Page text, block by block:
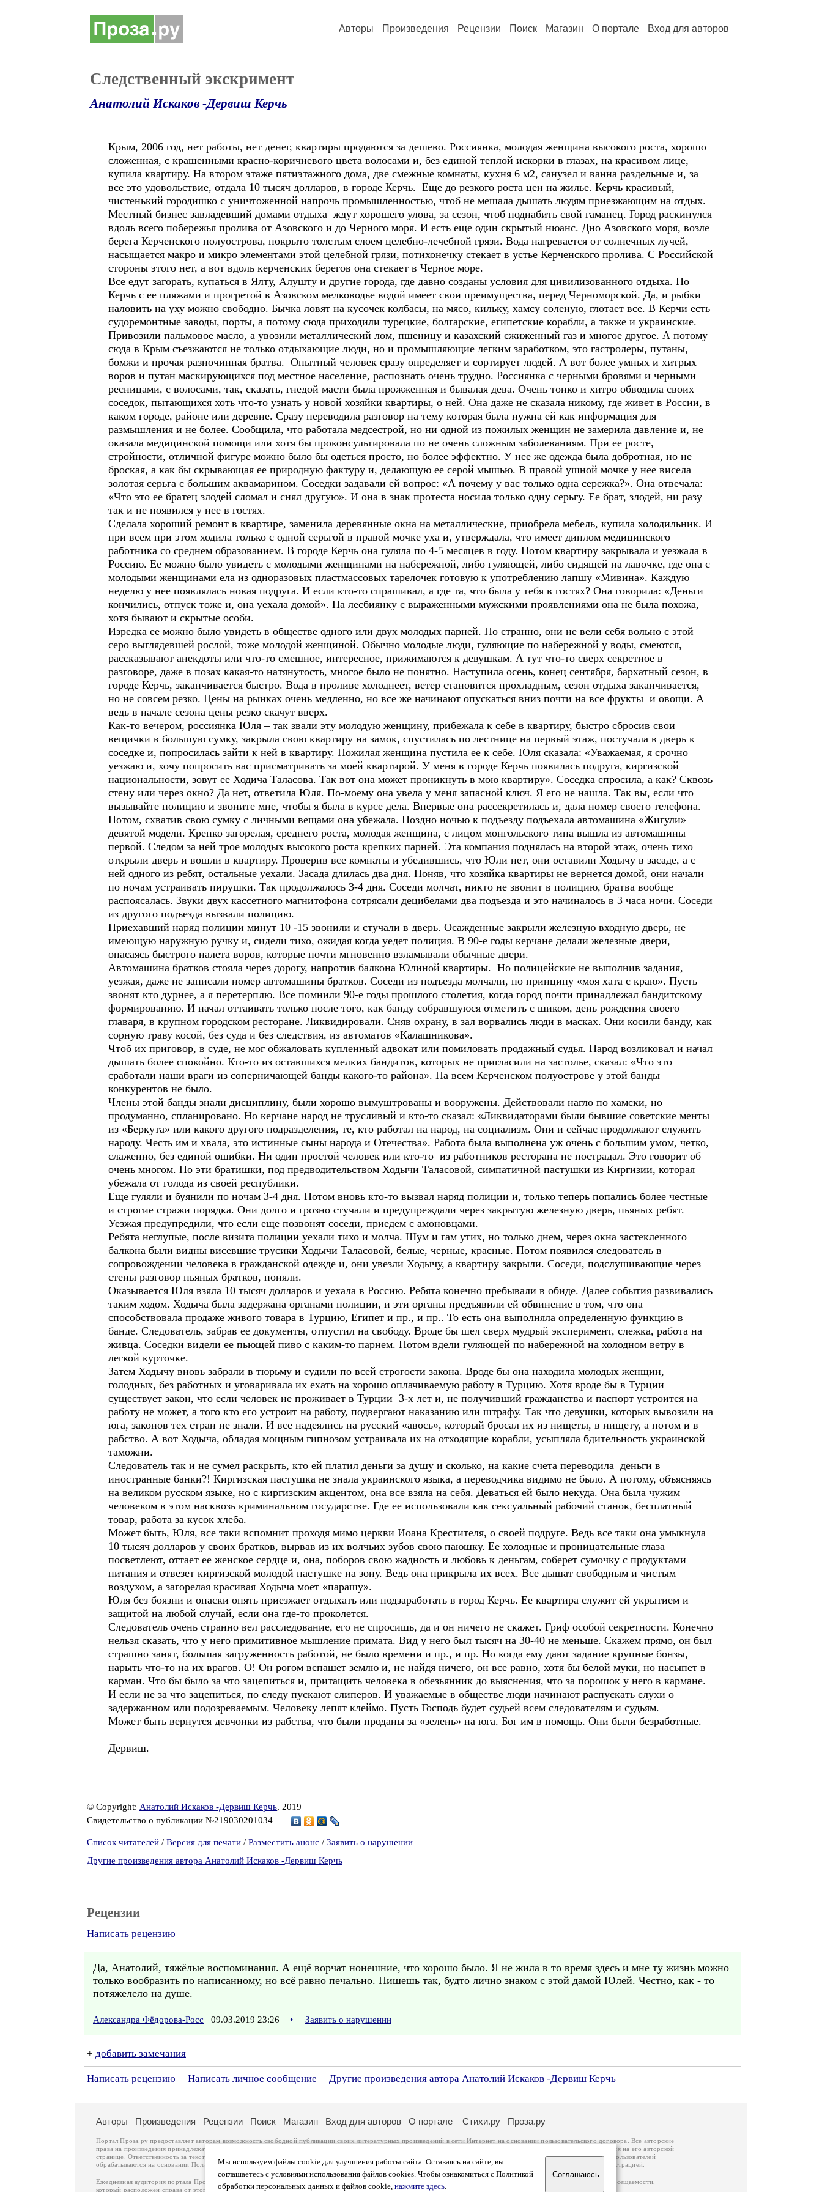
Авторы Произведения Рецензии Поиск Магазин О портале Вход для авторов
Следственный экскримент
Анатолий Искаков -Дервиш Керчь
Крым, 2006 год, нет работы, нет денег, квартиры продаются за дешево. Россиянка, молодая женщина высокого роста, хорошо
сложенная, с крашенными красно-коричневого цвета волосами и, без единой теплой искорки в глазах, на красивом лице,
купила квартиру. На втором этаже пятиэтажного дома, две смежные комнаты, кухня 6 м2, санузел и ванна раздельные и, за
все это удовольствие, отдала 10 тысяч долларов, в городе Керчь. Еще до резкого роста цен на жилье. Керчь красивый,
чистенький городишко с уничтоженной напрочь промышленностью, чтоб не мешала дышать людям приезжающим на отдых.
Местный бизнес завладевший домами отдыха ждут хорошего улова, за сезон, чтоб поднабить свой гаманец. Город раскинулся
вдоль всего побережья пролива от Азовского и до Черного моря. И есть еще один скрытый нюанс. Дно Азовского моря, возле
берега Керченского полуострова, покрыто толстым слоем целебно-лечебной грязи. Вода нагревается от солнечных лучей,
насыщается макро и микро элементами этой целебной грязи, потихонечку стекает в устье Керченского пролива. С Российской
стороны этого нет, а вот вдоль керченских берегов она стекает в Черное море.
Все едут загорать, купаться в Ялту, Алушту и другие города, где давно созданы условия для цивилизованного отдыха. Но
Керчь с ее пляжами и прогретой в Азовском мелководье водой имеет свои преимущества, перед Черноморской. Да, и рыбки
наловить на уху можно свободно. Бычка ловят на кусочек колбасы, на мясо, кильку, хамсу соленую, глотает все. В Керчи есть
судоремонтные заводы, порты, а потому сюда приходили турецкие, болгарские, египетские корабли, а также и украинские.
Привозили пальмовое масло, а увозили металлический лом, пшеницу и казахский сжиженный газ и многое другое. А потому
сюда в Крым съезжаются не только отдыхающие люди, но и промышляющие легким заработком, это гастролеры, путаны,
бомжи и прочая разночинная братва. Опытный человек сразу определяет и сортирует людей. А вот более умных и хитрых
воров и путан маскирующихся под местное население, распознать очень трудно. Россиянка с черными бровями и черными
ресницами, с волосами, так, сказать, гнедой масти была прожженная и бывалая дева. Очень тонко и хитро обводила своих
соседок, пытающихся хоть что-то узнать у новой хозяйки квартиры, о ней. Она даже не сказала никому, где живет в России, в
каком городе, районе или деревне. Сразу переводила разговор на тему которая была нужна ей как информация для
размышления и не более. Сообщила, что работала медсестрой, но ни одной из пожилых женщин не замерила давление и, не
оказала медицинской помощи или хотя бы проконсультировала по не очень сложным заболеваниям. При ее росте,
стройности, отличной фигуре можно было бы одеться просто, но более эффектно. У нее же одежда была добротная, но не
броская, а как бы скрывающая ее природную фактуру и, делающую ее серой мышью. В правой ушной мочке у нее висела
золотая серьга с большим аквамарином. Соседки задавали ей вопрос: «А почему у вас только одна сережка?». Она отвечала:
«Что это ее братец злодей сломал и снял другую». И она в знак протеста носила только одну серьгу. Ее брат, злодей, ни разу
так и не появился у нее в гостях.
Сделала хороший ремонт в квартире, заменила деревянные окна на металлические, приобрела мебель, купила холодильник. И
при всем при этом ходила только с одной серьгой в правой мочке уха и, утверждала, что имеет диплом медицинского
работника со среднем образованием. В городе Керчь она гуляла по 4-5 месяцев в году. Потом квартиру закрывала и уезжала в
Россию. Ее можно было увидеть с молодыми женщинами на набережной, либо гуляющей, либо сидящей на лавочке, где она с
молодыми женщинами ела из одноразовых пластмассовых тарелочек готовую к употреблению лапшу «Мивина». Каждую
неделю у нее появлялась новая подруга. И если кто-то спрашивал, а где та, что была у тебя в гостях? Она говорила: «Деньги
кончились, отпуск тоже и, она уехала домой». На лесбиянку с выраженными мужскими проявлениями она не была похожа,
хотя бывают и скрытые особи.
Изредка ее можно было увидеть в обществе одного или двух молодых парней. Но странно, они не вели себя вольно с этой
серо выглядевшей рослой, тоже молодой женщиной. Обычно молодые люди, гуляющие по набережной у воды, смеются,
рассказывают анекдоты или что-то смешное, интересное, прижимаются к девушкам. А тут что-то сверх секретное в
разговоре, даже в позах какая-то натянутость, многое было не понятно. Наступила осень, конец сентября, бархатный сезон, в
городе Керчь, заканчивается быстро. Вода в проливе холоднеет, ветер становится прохладным, сезон отдыха заканчивается,
но не совсем резко. Цены на рынках очень медленно, но все же начинают опускаться вниз почти на все фрукты и овощи. А
ведь в начале сезона цены резко скачут вверх.
Как-то вечером, россиянка Юля – так звали эту молодую женщину, прибежала к себе в квартиру, быстро сбросив свои
вещички в большую сумку, закрыла свою квартиру на замок, спустилась по лестнице на первый этаж, постучала в дверь к
соседке и, попросилась зайти к ней в квартиру. Пожилая женщина пустила ее к себе. Юля сказала: «Уважаемая, я срочно
уезжаю и, хочу попросить вас присматривать за моей квартирой. У меня в городе Керчь появилась подруга, киргизской
национальности, зовут ее Ходича Таласова. Так вот она может проникнуть в мою квартиру». Соседка спросила, а как? Сквозь
стену или через окно? Да нет, ответила Юля. По-моему она увела у меня запасной ключ. Я его не нашла. Так вы, если что
вызывайте полицию и звоните мне, чтобы я была в курсе дела. Впервые она рассекретилась и, дала номер своего телефона.
Потом, схватив свою сумку с личными вещами она убежала. Поздно ночью к подъезду подъехала автомашина «Жигули»
девятой модели. Крепко загорелая, среднего роста, молодая женщина, с лицом монгольского типа вышла из автомашины
первой. Следом за ней трое молодых высокого роста крепких парней. Эта компания поднялась на второй этаж, очень тихо
открыли дверь и вошли в квартиру. Проверив все комнаты и убедившись, что Юли нет, они оставили Ходычу в засаде, а с
ней одного из ребят, остальные уехали. Засада длилась два дня. Поняв, что хозяйка квартиры не вернется домой, они начали
по ночам устраивать пирушки. Так продолжалось 3-4 дня. Соседи молчат, никто не звонит в полицию, братва вообще
распоясалась. Звуки двух кассетного магнитофона сотрясали децибелами два подъезда и это начиналось в 3 часа ночи. Соседи
из другого подъезда вызвали полицию.
Приехавший наряд полиции минут 10 -15 звонили и стучали в дверь. Осажденные закрыли железную входную дверь, не
имеющую наружную ручку и, сидели тихо, ожидая когда уедет полиция. В 90-е годы керчане делали железные двери,
опасаясь быстрого налета воров, которые почти мгновенно взламывали обычные двери.
Автомашина братков стояла через дорогу, напротив балкона Юлиной квартиры. Но полицейские не выполнив задания,
уезжая, даже не записали номер автомашины братков. Соседи из подъезда молчали, по принципу «моя хата с краю». Пусть
звонят кто дурнее, а я перетерплю. Все помнили 90-е годы прошлого столетия, когда город почти принадлежал бандитскому
формированию. И начал оттаивать только после того, как банду собравшуюся отметить с шиком, день рождения своего
главаря, в крупном городском ресторане. Ликвидировали. Сняв охрану, в зал ворвались люди в масках. Они косили банду, как
сорную траву косой, без суда и без следствия, из автоматов «Калашникова».
Чтоб их приговор, в суде, не мог обжаловать купленный адвокат или помиловать продажный судья. Народ возликовал и начал
дышать более спокойно. Кто-то из оставшихся мелких бандитов, которых не пригласили на застолье, сказал: «Что это
сработали наши враги из соперничающей банды какого-то района». На всем Керченском полуострове у этой банды
конкурентов не было.
Члены этой банды знали дисциплину, были хорошо вымуштрованы и вооружены. Действовали нагло по хамски, но
продуманно, спланировано. Но керчане народ не трусливый и кто-то сказал: «Ликвидаторами были бывшие советские менты
из «Беркута» или какого другого подразделения, те, кто работал на народ, на социализм. Они и сейчас продолжают служить
народу. Честь им и хвала, это истинные сыны народа и Отечества». Работа была выполнена уж очень с большим умом, четко,
слаженно, без единой ошибки. Ни один простой человек или кто-то из работников ресторана не пострадал. Это говорит об
очень многом. Но эти братишки, под предводительством Ходычи Таласовой, симпатичной пастушки из Киргизии, которая
убежала от голода из своей республики.
Еще гуляли и буянили по ночам 3-4 дня. Потом вновь кто-то вызвал наряд полиции и, только теперь попались более честные
и строгие стражи порядка. Они долго и грозно стучали и предупреждали через закрытую железную дверь, пьяных ребят.
Уезжая предупредили, что если еще позвонят соседи, приедем с амоновцами.
Ребята неглупые, после визита полиции уехали тихо и молча. Шум и гам утих, но только днем, через окна застекленного
балкона были видны висевшие трусики Ходычи Таласовой, белые, черные, красные. Потом появился следователь в
сопровождении человека в гражданской одежде и, они увезли Ходычу, а квартиру закрыли. Соседи, подслушивающие через
стены разговор пьяных братков, поняли.
Оказывается Юля взяла 10 тысяч долларов и уехала в Россию. Ребята конечно пребывали в обиде. Далее события развивались
таким ходом. Ходыча была задержана органами полиции, и эти органы предъявили ей обвинение в том, что она
способствовала продаже живого товара в Турцию, Египет и пр., и пр.. То есть она выполняла определенную функцию в
банде. Следователь, забрав ее документы, отпустил на свободу. Вроде бы шел сверх мудрый эксперимент, слежка, работа на
живца. Соседки видели ее пьющей пиво с каким-то парнем. Потом вдели гуляющей по набережной на холодном ветру в
легкой курточке.
Затем Ходычу вновь забрали в тюрьму и судили по всей строгости закона. Вроде бы она находила молодых женщин,
голодных, без работных и уговаривала их ехать на хорошо оплачиваемую работу в Турцию. Хотя вроде бы в Турции
существует закон, что если человек не проживает в Турции 3-х лет и, не получивший гражданства и паспорт устроится на
работу не может, а того кто его устроит на работу, подвергают наказанию или штрафу. Так что девушки, которых вывозили на
юга, законов тех стран не знали. И все надеялись на русский «авось», который бросал их из нищеты, в нищету, а потом и в
рабство. А вот Ходыча, обладая мощным гипнозом устраивала их на отходящие корабли, усыпляла бдительность украинской
таможни.
Следователь так и не сумел раскрыть, кто ей платил деньги за душу и сколько, на какие счета переводила деньги в
иностранные банки?! Киргизская пастушка не знала украинского языка, а переводчика видимо не было. А потому, объясняясь
на великом русском языке, но с киргизским акцентом, она все взяла на себя. Деваться ей было некуда. Она была чужим
человеком в этом насквозь криминальном государстве. Где ее использовали как сексуальный рабочий станок, бесплатный
товар, работа за кусок хлеба.
Может быть, Юля, все таки вспомнит проходя мимо церкви Иоана Крестителя, о своей подруге. Ведь все таки она умыкнула
10 тысяч долларов у своих братков, вырвав из их волчьих зубов свою паюшку. Ее холодные и проницательные глаза
посветлеют, оттает ее женское сердце и, она, поборов свою жадность и любовь к деньгам, соберет сумочку с продуктами
питания и отвезет киргизской молодой пастушке на зону. Ведь она прикрыла их всех. Все дышат свободным и чистым
воздухом, а загорелая красивая Ходыча моет «парашу».
Юля без боязни и опаски опять приезжает отдыхать или подзаработать в город Керчь. Ее квартира служит ей укрытием и
защитой на любой случай, если она где-то проколется.
Следователь очень странно вел расследование, его не спросишь, да и он ничего не скажет. Гриф особой секретности. Конечно
нельзя сказать, что у него примитивное мышление примата. Вид у него был тысяч на 30-40 не меньше. Скажем прямо, он был
страшно занят, большая загруженность работой, не было времени и пр., и пр. Но когда ему дают задание крупные бонзы,
нарыть что-то на их врагов. О! Он рогом вспашет землю и, не найдя ничего, он все равно, хотя бы белой муки, но насыпет в
карман. Что бы было за что зацепиться и, притащить человека в обезьянник до выяснения, что за порошок у него в кармане.
И если не за что зацепиться, по следу пускают слиперов. И уважаемые в обществе люди начинают распускать слухи о
задержанном или подозреваемым. Человеку лепят клеймо. Пусть Господь будет судьей всем следователям и судьям.
Может быть вернутся девчонки из рабства, что были проданы за «зелень» на юга. Бог им в помощь. Они были безработные.
Дервиш.
© Copyright: Анатолий Искаков -Дервиш Керчь, 2019
Свидетельство о публикации №219030201034
Список читателей / Версия для печати / Разместить анонс / Заявить о нарушении
Другие произведения автора Анатолий Искаков -Дервиш Керчь
Рецензии
Написать рецензию
Да, Анатолий, тяжёлые воспоминания. А ещё ворчат нонешние, что хорошо было. Я не жила в то время здесь и мне ту жизнь можно
только вообразить по написанному, но всё равно печально. Пишешь так, будто лично знаком с этой дамой Юлей. Честно, как - то
потяжелело на душе.
Александра Фёдорова-Росс 09.03.2019 23:26 • Заявить о нарушении
+ добавить замечания
Написать рецензию Написать личное сообщение Другие произведения автора Анатолий Искаков -Дервиш Керчь
Мы используем файлы cookie для улучшения работы сайта. Оставаясь на сайте, вы
соглашаетесь с условиями использования файлов cookies. Чтобы ознакомиться с Политикой
обработки персональных данных и файлов cookie, нажмите здесь.
Соглашаюсь
Авторы Произведения Рецензии Поиск Магазин Вход для авторов О портале Стихи.ру Проза.ру
Портал Проза.ру предоставляет авторам возможность свободной публикации своих литературных произведений в сети Интернет на основаниипользовательского договора
. Все авторские
права на произведения принадлежат авторам и охраняются
. Перепечатка произведений возможна только с согласия его автора, к которому вы можете обратиться на его авторской
странице. Ответственность за тексты произведений авторы несут самостоятельно на основании
законодательства Российской Федерации. Данные пользователей
обрабатываются на основании Политики обработки персональных данных. Вы также можете посмотреть более подробнуюинформацию о портале связаться с администрацией
Ежедневная аудитория портала Проза.ру – порядка 100 тысяч посетителей, которые в общей сумме просматривают более полумиллиона страниц по данным счетчика посещаемости,
который расположен справа от этого текста. В каждой графе указано по две цифры: количество просмотров и количество посетителей.